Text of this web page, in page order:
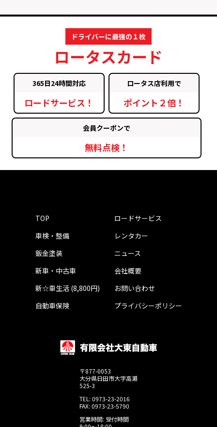
ドライバーに最強の１枚
ロータスカード
365日24時間対応
ロードサービス！
ロータス店利用で
ポイント２倍！
会員クーポンで
無料点検！
TOP
車検・整備
鈑金塗装
新車・中古車
新☆車生活 (8,800円)
自動車保険
ロードサービス
レンタカー
ニュース
会社概要
お問い合わせ
プライバシーポリシー
〒877-0053
大分県日田市大字高瀬
525-3
TEL: 0973-23-2016
FAX: 0973-23-5790
営業時間: 受付時間